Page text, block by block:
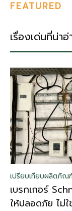
FEATURED
เรื่องเด่นที่น่าอ่
เปรียบเทียบผลิตภัณ
เบรกเกอร์
ให้ปลอดภัย ไม่